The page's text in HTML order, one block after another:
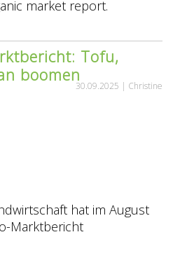
market report.
Tofu,
boomen
30.09.2025 | Christine
hat im August
Marktbericht